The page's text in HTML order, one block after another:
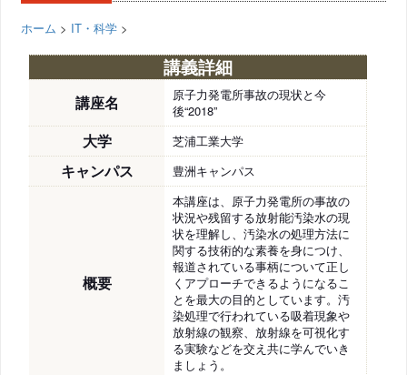
ホーム > IT・科学 >
講義詳細
講座名
原子力発電所事故の現状と今
後“2018”
大学 芝浦工業大学
キャンパス 豊洲キャンパス
概要
本講座は、原子力発電所の事故の
状況や残留する放射能汚染水の現
状を理解し、汚染水の処理方法に
関する技術的な素養を身につけ、
報道されている事柄について正し
くアプローチできるようになるこ
とを最大の目的としています。汚
染処理で行われている吸着現象や
放射線の観察、放射線を可視化す
る実験などを交え共に学んでいき
ましょう。